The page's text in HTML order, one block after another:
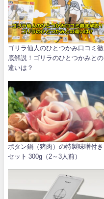
ゴリラ仙人のひとつかみ口コミ徹
底解説！ゴリラのひとつかみとの
違いは？
ボタン鍋（猪肉）の特製味噌付き
セット 300g（2～3人前）